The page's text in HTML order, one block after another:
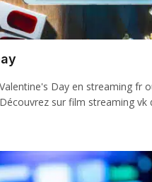
Day en streaming fr
sur film streaming vk